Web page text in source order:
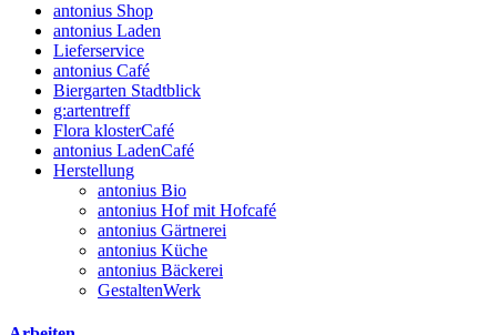
antonius Shop
antonius Laden
Lieferservice
antonius Café
Biergarten Stadtblick
g:artentreff
Flora klosterCafé
antonius LadenCafé
Herstellung
antonius Bio
antonius Hof mit Hofcafé
antonius Gärtnerei
antonius Küche
antonius Bäckerei
GestaltenWerk